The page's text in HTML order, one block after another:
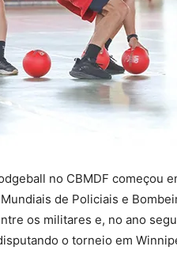
no CBMDF começou
de Policiais e
os militares e, no ano
o torneio em